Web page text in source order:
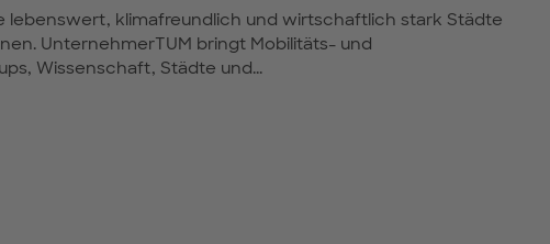
lebenswert, klimafreundlich und wirtschaftlich stark Städte
UnternehmerTUM bringt Mobilitäts- und
Wissenschaft, Städte und...